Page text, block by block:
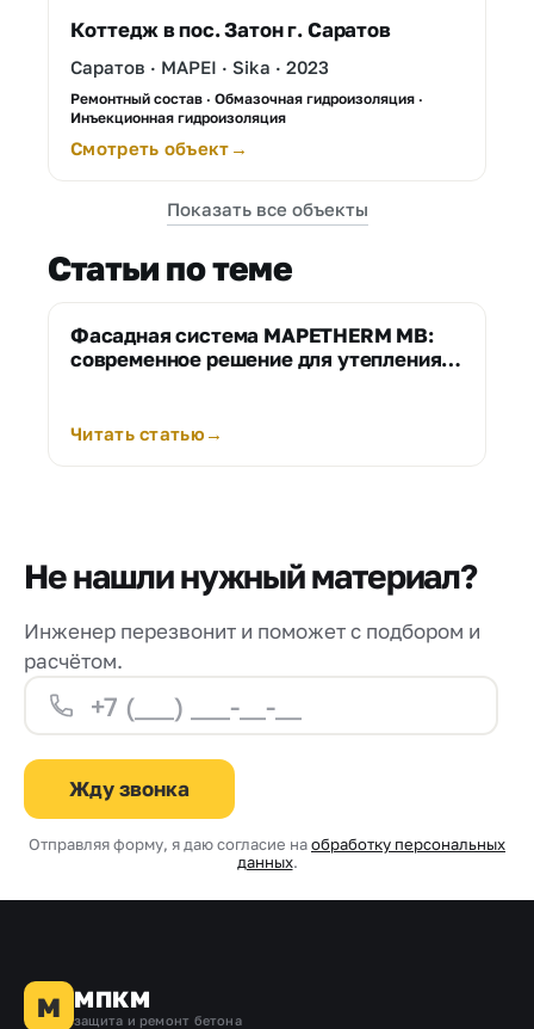
Коттедж в пос. Затон г. Саратов
Саратов · MAPEI · Sika · 2023
Ремонтный состав · Обмазочная гидроизоляция ·
Инъекционная гидроизоляция
Смотреть объект
Показать все объекты
Статьи по теме
Фасадная система MAPETHERM МВ:
современное решение для утепления с
Читать статью
Не нашли нужный материал?
Инженер перезвонит и поможет с подбором и
расчётом.
Жду звонка
Отправляя форму, я даю согласие наобработку персональных
данных.
М МПКМ
защита и ремонт бетона